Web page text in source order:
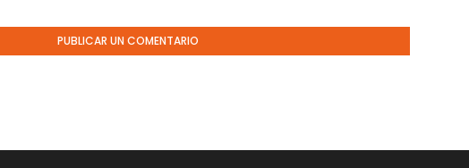
PUBLICAR UN COMENTARIO